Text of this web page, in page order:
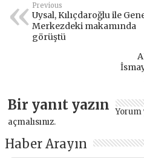
Previous
Uysal, Kılıçdaroğlu ile
Merkezdeki makamında
görüştü
Bir yanıt yazın
açmalısınız.
Haber Arayın